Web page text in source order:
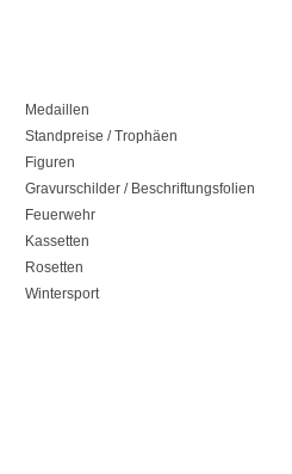
Medaillen
Standpreise / Trophäen
Figuren
Gravurschilder / Beschriftungsfolien
Feuerwehr
Kassetten
Rosetten
Wintersport